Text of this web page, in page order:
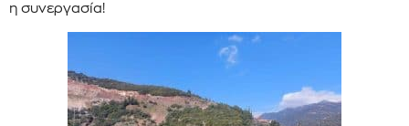
η συνεργασία!